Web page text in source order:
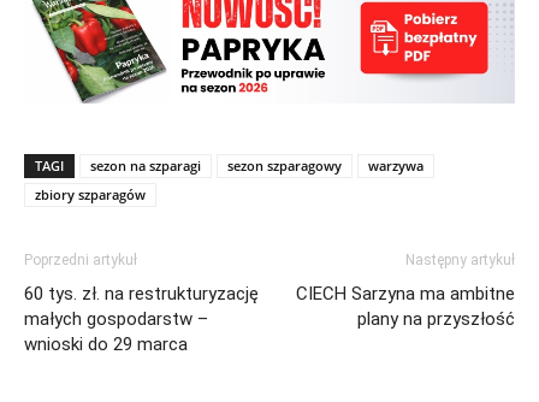
TAGI sezon na szparagi sezon szparagowy
warzywa
zbiory szparagów
Poprzedni artykuł
60 tys. zł. na restrukturyzację
małych gospodarstw –
wnioski do 29 marca
Następny artykuł
CIECH Sarzyna ma ambitne
plany na przyszłość